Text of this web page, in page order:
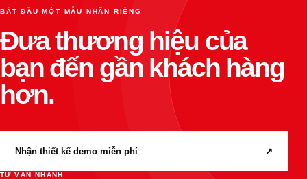
BẮT ĐẦU MỘT MẪU NHÃN RIÊNG
Đưa thương hiệu của
bạn đến gần khách hàng
hơn.
Nhận thiết kế demo miễn phí ↗
TƯ VẤN NHANH